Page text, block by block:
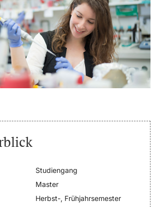
Doktorierende
Fördernde & Alumni
Veranstaltungen & Schnuppern
in Basel zu studieren
Studiengang
Master
Herbst-, Frühjahrsemester